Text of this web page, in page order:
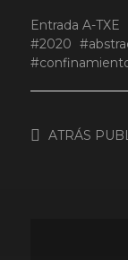
Entrada A-TXE
2020
ATRÁS